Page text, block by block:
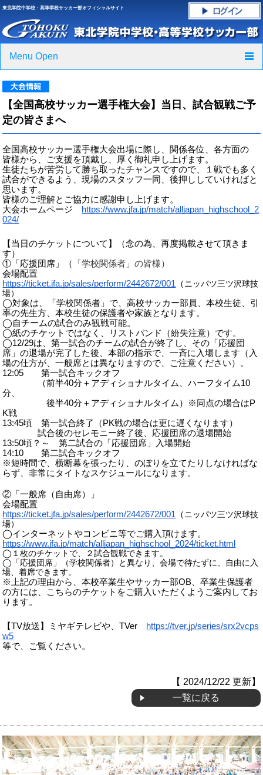
東北学院中学校・高等学校サッカー部オフィシャルサイト
Menu Open
ニュース
スケジュール
グラウンド・施設紹介
応援グッズご案内
【全国高校サッカー選手権大会】当日、試合観戦ご予
定の皆さまへ
全国高校サッカー選手権大会出場に際し、関係各位、各方面の
皆様から、ご支援を頂戴し、厚く御礼申し上げます。
生徒たちが苦労して勝ち取ったチャンスですので、１戦でも多く
試合ができるよう、現場のスタッフ一同、後押ししていければと
思います。
皆様のご理解とご協力に感謝申し上げます。
大会ホームページ https://www.jfa.jp/match/alljapan_highschool_2
024/
【当日のチケットについて】（念の為、再度掲載させて頂きま
す）
①「応援団席」（
「学校関係者」の皆様）
会場配置
https://ticket.jfa.jp/sales/perform/2442672/001 （ ニッパツ三ツ沢球技
場）
◯対象は、「学校関係者」で、高校サッカー部員、本校生徒、引
率の先生方、本校生徒の保護者や家族となります。
◯自チームの試合のみ観戦可能。
◯紙のチケットではなく、リストバンド（紛失注意）です。
◯12/29は、第一試合のチームの試合が終了し、その「応援団
席」の退場が完了した後、本部の指示で、一斉に入場します（入
場の仕方が、一般席とは異なりますので、ご注意ください）。
12:05 第一試合キックオフ
（前半40分＋アディショナルタイム、ハーフタイム10
分、
後半40分＋アディショナルタイム）※同点の場合はP
K戦
13:45頃 第一試合終了（PK戦の場合は更に遅くなります）
試合後のセレモニー終了後、応援団席の退場開始
13:50頃？～ 第二試合の「応援団席」入場開始
14:10 第二試合キックオフ
※短時間で、横断幕を張ったり、のぼりを立てたりしなければな
らず、非常にタイトなスケジュールになります。
②「一般席（自由席）」
会場配置
https://ticket.jfa.jp/sales/perform/2442672/001 （ ニッパツ三ツ沢球技
場）
◯インターネットやコンビニ等でご購入頂けます。
https://www.jfa.jp/match/alljapan_highschool_2024/ticket.html
◯１枚のチケットで、２試合観戦できます。
◯「応援団席」（学校関係者）と異なり、会場で待たずに、自由に入
場、着席できます。
※上記の理由から、本校卒業生やサッカー部OB、卒業生保護者
の方には、こちらのチケットをご購入いただくようご案内してお
ります。
【TV放送】ミヤギテレビや、TVer https://tver.jp/series/srx2vcps
w5
等で、ご覧ください。
【 2024/12/22 更新】
一覧に戻る